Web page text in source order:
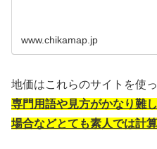
www.chikamap.jp
地価はこれらのサイトを使
専門用語や見方がかなり難
場合などとても素人では計